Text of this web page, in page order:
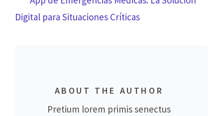
entradas
Digital para Situaciones Críticas
ABOUT THE AUTHOR
Pretium lorem primis senectus